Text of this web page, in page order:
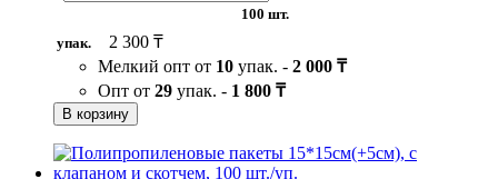
100 шт.
упак.
2 300 ₸
Мелкий опт от 10 упак. - 2 000 ₸
Опт от 29 упак. - 1 800 ₸
В корзину